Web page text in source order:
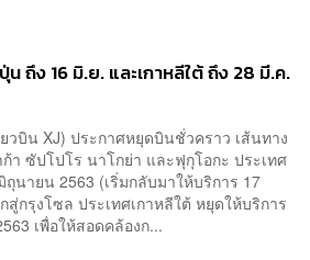
ถึง 16 มิ.ย. และเกาหลีใต้ ถึง 28 มี.ค.
วบิน XJ) ประกาศหยุดบินชั่วคราว เส้นทาง
า ซัปโปโร นาโกย่า และฟุกุโอกะ ประเทศ
นายน 2563 (เริ่มกลับมาให้บริการ 17
กรุงโซล ประเทศเกาหลีใต้ หยุดให้บริการ
เพื่อให้สอดคล้องก...